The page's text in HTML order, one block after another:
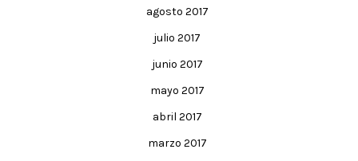
agosto 2017
julio 2017
junio 2017
mayo 2017
abril 2017
marzo 2017